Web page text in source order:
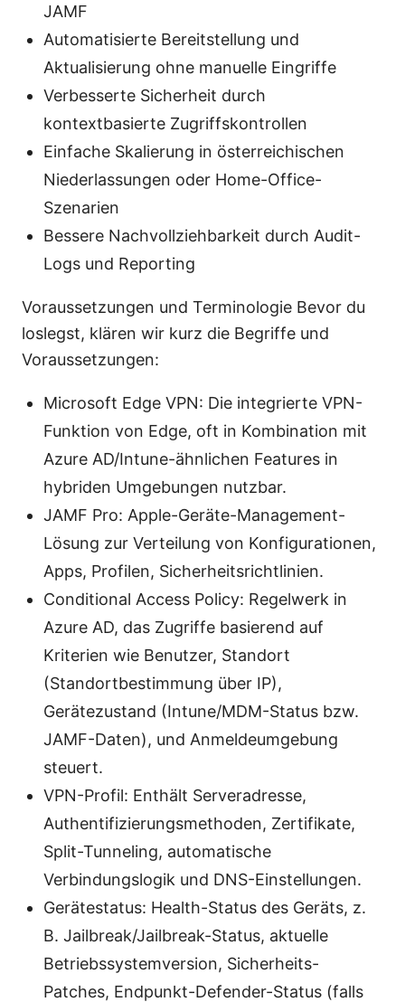
JAMF
Automatisierte Bereitstellung und
Aktualisierung ohne manuelle Eingriffe
Verbesserte Sicherheit durch
kontextbasierte Zugriffskontrollen
Einfache Skalierung in österreichischen
Niederlassungen oder Home-Office-
Szenarien
Bessere Nachvollziehbarkeit durch Audit-
Logs und Reporting
Voraussetzungen und Terminologie Bevor du
loslegst, klären wir kurz die Begriffe und
Voraussetzungen:
Microsoft Edge VPN: Die integrierte VPN-
Funktion von Edge, oft in Kombination mit
Azure AD/Intune-ähnlichen Features in
hybriden Umgebungen nutzbar.
JAMF Pro: Apple-Geräte-Management-
Lösung zur Verteilung von Konfigurationen,
Apps, Profilen, Sicherheitsrichtlinien.
Conditional Access Policy: Regelwerk in
Azure AD, das Zugriffe basierend auf
Kriterien wie Benutzer, Standort
(Standortbestimmung über IP),
Gerätezustand (Intune/MDM-Status bzw.
JAMF-Daten), und Anmeldeumgebung
steuert.
VPN-Profil: Enthält Serveradresse,
Authentifizierungsmethoden, Zertifikate,
Split-Tunneling, automatische
Verbindungslogik und DNS-Einstellungen.
Gerätestatus: Health-Status des Geräts, z.
B. Jailbreak/Jailbreak-Status, aktuelle
Betriebssystemversion, Sicherheits-
Patches, Endpunkt-Defender-Status (falls